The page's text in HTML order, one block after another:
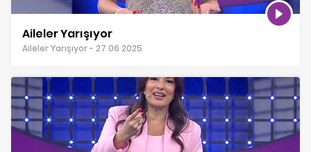
Aileler Yarışıyor
Aileler Yarışıyor - 27 06 2025